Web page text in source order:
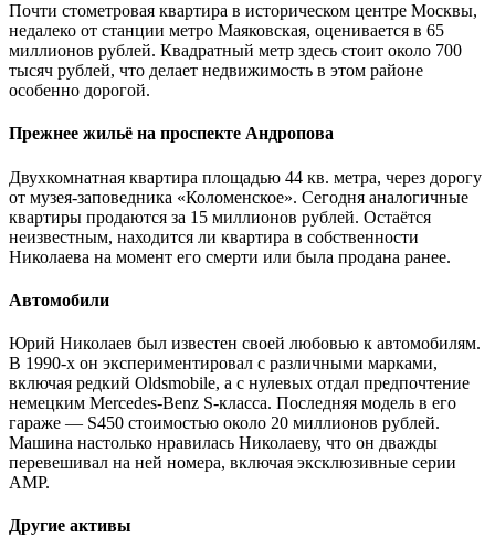
Почти стометровая квартира в историческом центре Москвы,
недалеко от станции метро Маяковская, оценивается в 65
миллионов рублей. Квадратный метр здесь стоит около 700
тысяч рублей, что делает недвижимость в этом районе
особенно дорогой.
Прежнее жильё на проспекте Андропова
Двухкомнатная квартира площадью 44 кв. метра, через дорогу
от музея-заповедника «Коломенское». Сегодня аналогичные
квартиры продаются за 15 миллионов рублей. Остаётся
неизвестным, находится ли квартира в собственности
Николаева на момент его смерти или была продана ранее.
Автомобили
Юрий Николаев был известен своей любовью к автомобилям.
В 1990-х он экспериментировал с различными марками,
включая редкий Oldsmobile, а с нулевых отдал предпочтение
немецким Mercedes-Benz S-класса. Последняя модель в его
гараже — S450 стоимостью около 20 миллионов рублей.
Машина настолько нравилась Николаеву, что он дважды
перевешивал на ней номера, включая эксклюзивные серии
АМР.
Другие активы